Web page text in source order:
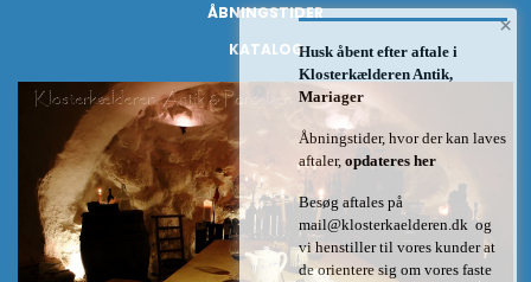
ÅBNINGSTIDER
KATALOG
×
Husk åbent efter aftale i
Klosterkælderen Antik,
Mariager
Åbningstider, hvor der kan laves
aftaler, opdateres her
Besøg aftales på
mail@klosterkaelderen.dk og
vi henstiller til vores kunder at
de orientere sig om vores faste